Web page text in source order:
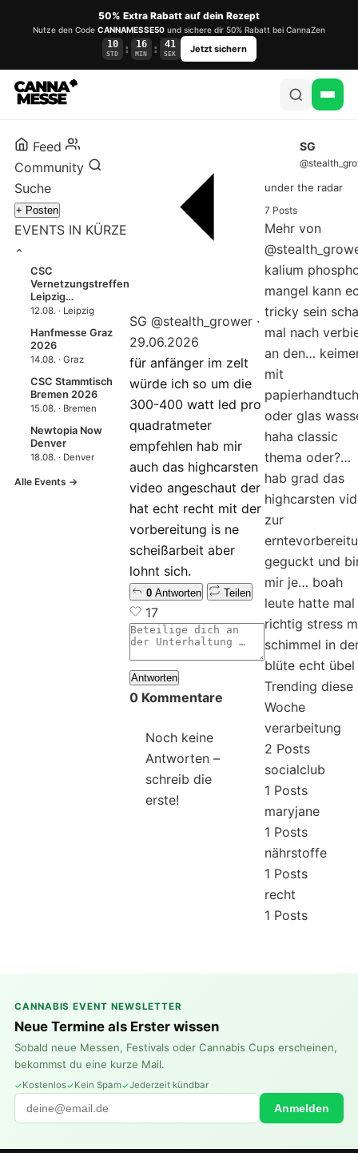
50% Extra Rabatt auf dein Rezept
Nutze den Code CANNAMESSE50 und sichere dir 50% Rabatt bei CannaZen
10
STD : 16
MIN : 40
SEK Jetzt sichern
Feed
Community
Suche
+ Posten
EVENTS IN KÜRZE
CSC
Vernetzungstreffen
Leipzig…
12.08. · Leipzig
Hanfmesse Graz
2026
14.08. · Graz
CSC Stammtisch
Bremen 2026
15.08. · Bremen
Newtopia Now
Denver
18.08. · Denver
Alle Events →
SG @stealth_grower ·
29.06.2026
für anfänger im zelt
würde ich so um die
300-400 watt led pro
quadratmeter
empfehlen hab mir
auch das highcarsten
video angeschaut der
hat echt recht mit der
vorbereitung is ne
scheißarbeit aber
lohnt sich.
0 Antworten Teilen
17
Antworten
0 Kommentare
Noch keine
Antworten –
schreib die
erste!
SG
under the radar
7 Posts
Mehr von
kalium
mangel kann
tricky sein
mal nach
an den…
mit
papierhandtuch
oder glas
haha classic
thema oder?…
hab grad das
highcarsten
zur
geguckt und
mir je… boah
leute hatte mal
richtig stress
schimmel in
blüte echt
Trending diese
Woche
verarbeitung
2 Posts
socialclub
1 Posts
maryjane
1 Posts
nährstoffe
1 Posts
recht
1 Posts
CANNABIS EVENT NEWSLETTER
Neue Termine als Erster wissen
Sobald neue Messen, Festivals oder Cannabis Cups erscheinen,
bekommst du eine kurze Mail.
Kostenlos Kein Spam Jederzeit kündbar
Anmelden